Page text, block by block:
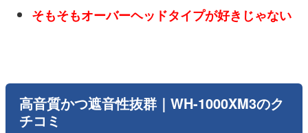
そもそもオーバーヘッドタイプが好きじゃない
高音質かつ遮音性抜群｜WH-1000XM3のク
チコミ